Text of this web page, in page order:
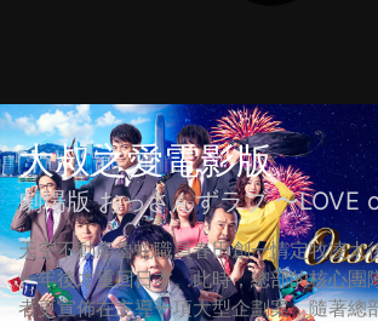
大叔之愛電影版
劇場版 おっさんずラブ 〜LOVE
天空不動產魯蛇職員春田創一情定牧凌太
一年後才重回日本。此時，總部的核心團
者更宣佈在主導一項大型企劃案，隨著總